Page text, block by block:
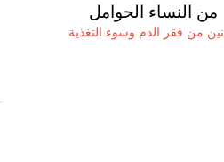
من النساء الحوامل
من فقر الدم وسوء التغذية